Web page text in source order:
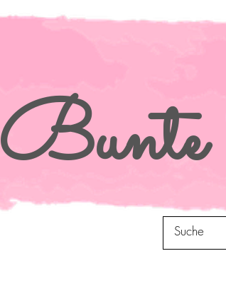
Bunte